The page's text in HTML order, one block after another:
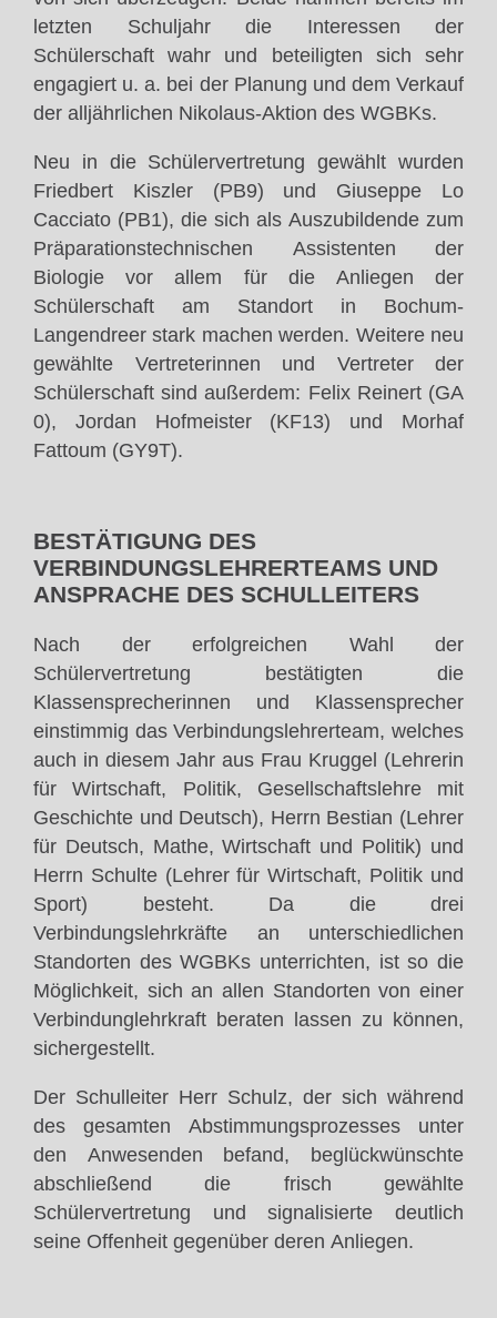
letzten Schuljahr die Interessen der
Schülerschaft wahr und beteiligten sich sehr
engagiert u. a. bei der Planung und dem Verkauf
der alljährlichen Nikolaus-Aktion des WGBKs.
Neu in die Schülervertretung gewählt wurden
Friedbert Kiszler (PB9) und Giuseppe Lo
Cacciato (PB1), die sich als Auszubildende zum
Präparationstechnischen Assistenten der
Biologie vor allem für die Anliegen der
Schülerschaft am Standort in Bochum-
Langendreer stark machen werden. Weitere neu
gewählte Vertreterinnen und Vertreter der
Schülerschaft sind außerdem: Felix Reinert (GA
0), Jordan Hofmeister (KF13) und Morhaf
Fattoum (GY9T).
BESTÄTIGUNG DES
VERBINDUNGSLEHRERTEAMS UND
ANSPRACHE DES SCHULLEITERS
Nach der erfolgreichen Wahl der
Schülervertretung bestätigten die
Klassensprecherinnen und Klassensprecher
einstimmig das Verbindungslehrerteam, welches
auch in diesem Jahr aus Frau Kruggel (Lehrerin
für Wirtschaft, Politik, Gesellschaftslehre mit
Geschichte und Deutsch), Herrn Bestian (Lehrer
für Deutsch, Mathe, Wirtschaft und Politik) und
Herrn Schulte (Lehrer für Wirtschaft, Politik und
Sport) besteht. Da die drei
Verbindungslehrkräfte an unterschiedlichen
Standorten des WGBKs unterrichten, ist so die
Möglichkeit, sich an allen Standorten von einer
Verbindunglehrkraft beraten lassen zu können,
sichergestellt.
Der Schulleiter Herr Schulz, der sich während
des gesamten Abstimmungsprozesses unter
den Anwesenden befand, beglückwünschte
abschließend die frisch gewählte
Schülervertretung und signalisierte deutlich
seine Offenheit gegenüber deren Anliegen.